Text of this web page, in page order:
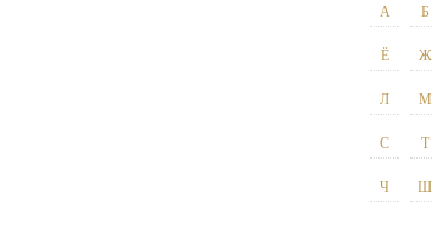
А Б
Ё Ж
Л М
С Т
Ч Ш